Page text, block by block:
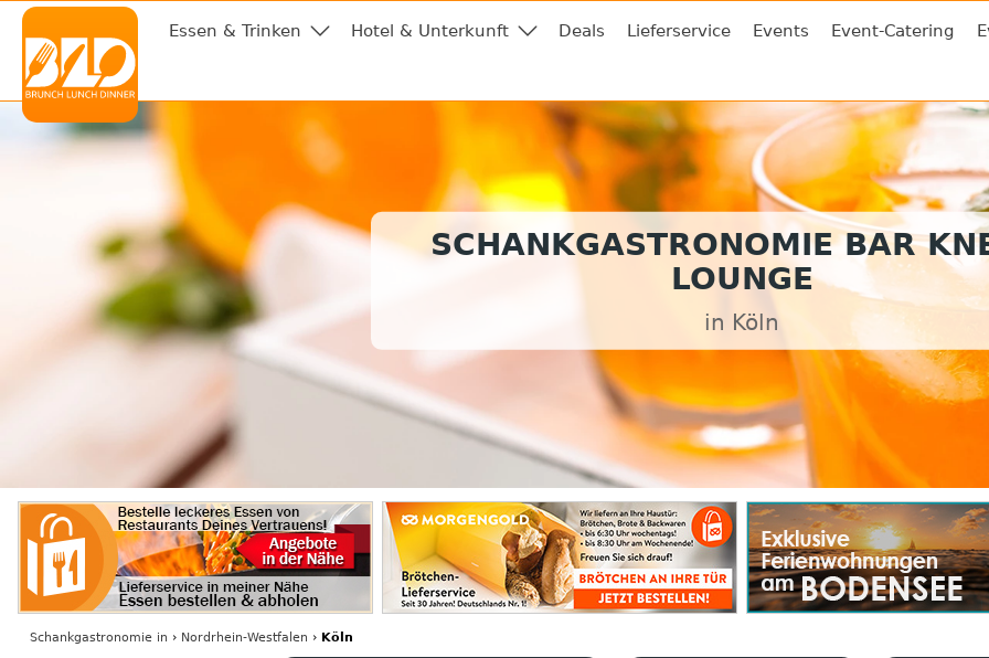
Essen & Trinken Hotel & Unterkunft Deals Lieferservice Events Event-Catering
SCHANKGASTRONOMIE BAR
LOUNGE
in Köln
Schankgastronomiein › Nordrhein-Westfalen › Köln